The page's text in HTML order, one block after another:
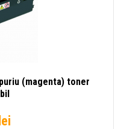
(magenta) toner